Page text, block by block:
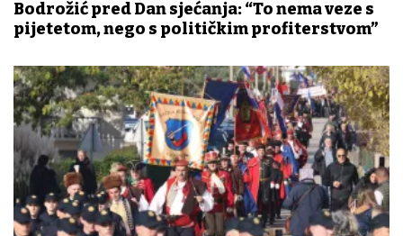
Bodrožić pred Dan sjećanja: “To nema veze s
pijetetom, nego s političkim profiterstvom”